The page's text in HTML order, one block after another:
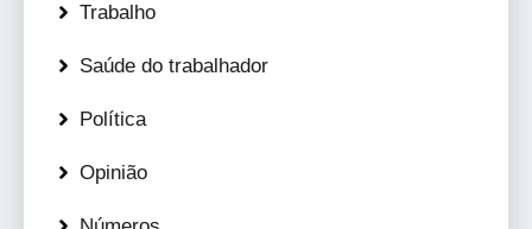
Trabalho
Saúde do trabalhador
Política
Opinião